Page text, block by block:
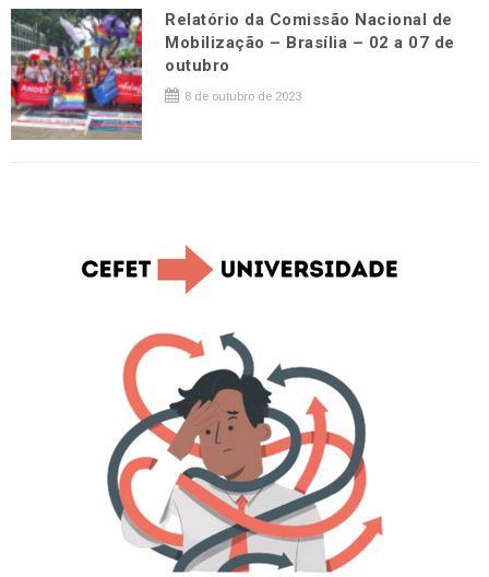
Relatório da Comissão Nacional de
Mobilização – Brasília – 02 a 07 de
outubro
8 de outubro de 2023